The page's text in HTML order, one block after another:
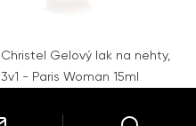
Christel Gelový lak na nehty,
3v1 - Paris Woman 15ml